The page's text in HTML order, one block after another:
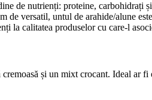
de nutrienți: proteine,
versatil, untul de arahide/alune
la calitatea produselor cu care-l
și un mixt crocant. Ideal ar